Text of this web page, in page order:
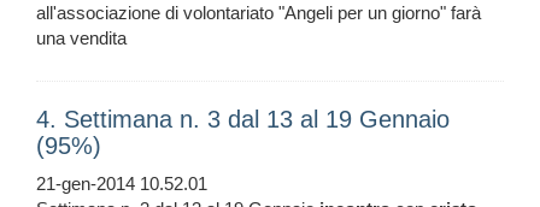
all'associazione di volontariato "Angeli per un giorno" farà
una vendita
4. Settimana n. 3 dal 13 al 19 Gennaio
(95%)
21-gen-2014 10.52.01